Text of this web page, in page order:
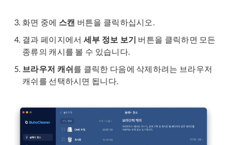
화면 중에 스캔 버튼을 클릭하십시오.
결과 페이지에서 세부 정보 보기 버튼을 클릭하면 모든
종류의 캐시를 볼 수 있습니다.
브라우저 캐쉬를 클릭한 다음에 삭제하려는 브라우저
캐쉬를 선택하시면 됩니다.